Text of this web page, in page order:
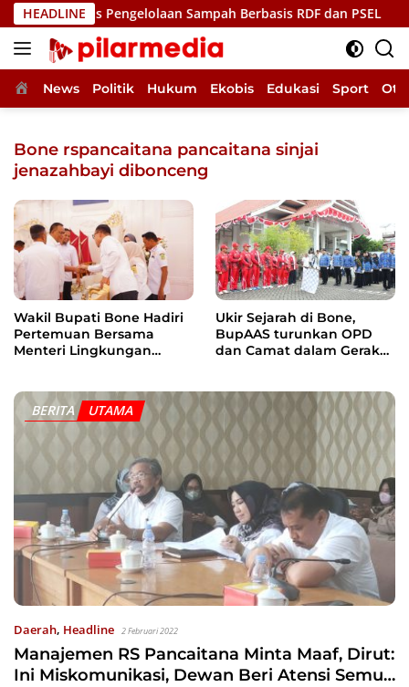
Langsung
ke
konten
HEADLINE
Pengelolaan Sampah Berbasis RDF dan PSEL
Home
News Politik Hukum Ekobis Edukasi Sport
Bone rspancaitana pancaitana sinjai
jenazahbayi dibonceng
Wakil Bupati Bone Hadiri
Pertemuan Bersama
Menteri Lingkungan
PSEL
Ukir Sejarah di Bone,
BupAAS turunkan OPD
dan Camat dalam Gerak
Daerah, Headline 2 Februari 2022
Manajemen RS Pancaitana Minta Maaf, Dirut:
Ini Miskomunikasi, Dewan Beri Atensi Semua